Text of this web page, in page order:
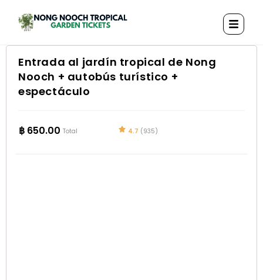
Entrada al jardín tropical de Nong
Nooch + autobús turístico +
espectáculo
฿ 650.00 Total 4.7 (935)